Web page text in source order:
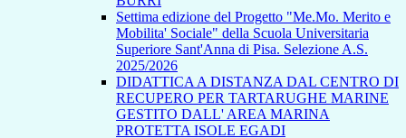
Settima edizione del Progetto "Me.Mo. Merito e
Mobilita' Sociale" della Scuola Universitaria
Superiore Sant'Anna di Pisa. Selezione A.S.
2025/2026
DIDATTICA A DISTANZA DAL CENTRO DI
RECUPERO PER TARTARUGHE MARINE
GESTITO DALL' AREA MARINA
PROTETTA ISOLE EGADI